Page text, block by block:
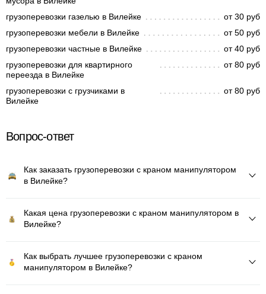
грузоперевозки газелью в Вилейке
от 30 руб
грузоперевозки мебели в Вилейке
от 50 руб
грузоперевозки частные в Вилейке
от 40 руб
грузоперевозки для квартирного
переезда в Вилейке
от 80 руб
грузоперевозки с грузчиками в
Вилейке
от 80 руб
Вопрос-ответ
Как заказать грузоперевозки с краном манипулятором
в Вилейке?
Какая цена грузоперевозки с краном манипулятором в
Вилейке?
Как выбрать лучшее грузоперевозки с краном
манипулятором в Вилейке?